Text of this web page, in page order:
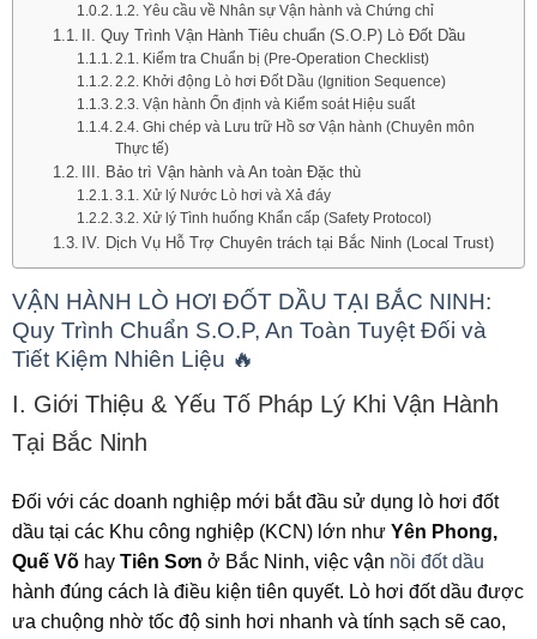
1.2. Yêu cầu về Nhân sự Vận hành và Chứng chỉ
II. Quy Trình Vận Hành Tiêu chuẩn (S.O.P) Lò Đốt Dầu
2.1. Kiểm tra Chuẩn bị (Pre-Operation Checklist)
2.2. Khởi động Lò hơi Đốt Dầu (Ignition Sequence)
2.3. Vận hành Ổn định và Kiểm soát Hiệu suất
2.4. Ghi chép và Lưu trữ Hồ sơ Vận hành (Chuyên môn
Thực tế)
III. Bảo trì Vận hành và An toàn Đặc thù
3.1. Xử lý Nước Lò hơi và Xả đáy
3.2. Xử lý Tình huống Khẩn cấp (Safety Protocol)
IV. Dịch Vụ Hỗ Trợ Chuyên trách tại Bắc Ninh (Local Trust)
VẬN HÀNH LÒ HƠI ĐỐT DẦU TẠI BẮC NINH:
Quy Trình Chuẩn S.O.P, An Toàn Tuyệt Đối và
Tiết Kiệm Nhiên Liệu 🔥
I. Giới Thiệu & Yếu Tố Pháp Lý Khi Vận Hành
Tại Bắc Ninh
Đối với các doanh nghiệp mới bắt đầu sử dụng lò hơi đốt
dầu tại các Khu công nghiệp (KCN) lớn như Yên Phong,
Quế Võhay Tiên Sơn ở Bắc Ninh, việc vận nồi đốt dầu
hành đúng cách là điều kiện tiên quyết. Lò hơi đốt dầu được
ưa chuộng nhờ tốc độ sinh hơi nhanh và tính sạch sẽ cao,